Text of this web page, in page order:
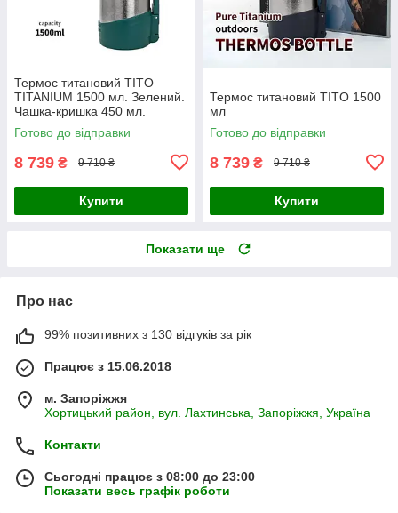
Термос титановий TITO
TITANIUM 1500 мл. Зелений.
Чашка-кришка 450 мл.
Вбудований ремінь
Готово до відправки
8 739 ₴ 9 710 ₴
Купити
Термос титановий TITO 1500
мл
Готово до відправки
8 739 ₴ 9 710 ₴
Купити
Показати ще
Про нас
99% позитивних з 130 відгуків за рік
Працює з 15.06.2018
м. Запоріжжя
Хортицький район, вул. Лахтинська, Запоріжжя, Україна
Контакти
Сьогодні працює з 08:00 до 23:00
Показати весь графік роботи